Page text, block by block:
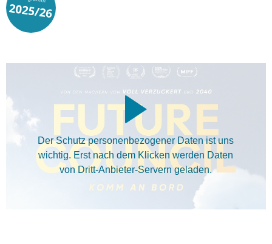
Der Schutz personenbezogener Daten ist uns
wichtig. Erst nach dem Klicken werden Daten
von Dritt-Anbieter-Servern geladen.